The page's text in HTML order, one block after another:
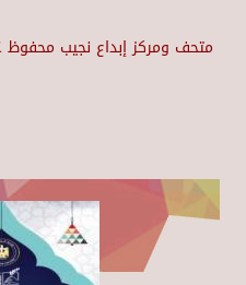
متحف ومركز إبداع نجيب محفوظ ١١٤ عاماً على ميلاد صاحب الثلاثية